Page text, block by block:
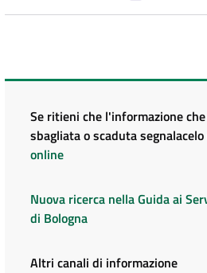
Se ritieni che l'informazione
sbagliata o scaduta segnalacelo
online
Nuova ricerca nella Guida ai
di Bologna
Altri canali di informazione